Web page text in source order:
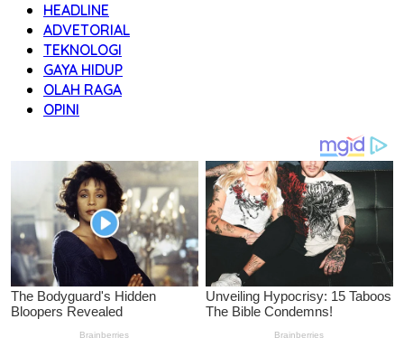
HEADLINE
ADVETORIAL
TEKNOLOGI
GAYA HIDUP
OLAH RAGA
OPINI